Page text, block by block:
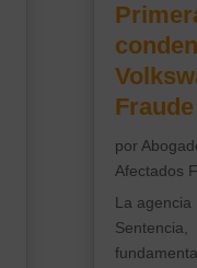
por
Afectados
La agencia
Sentencia,